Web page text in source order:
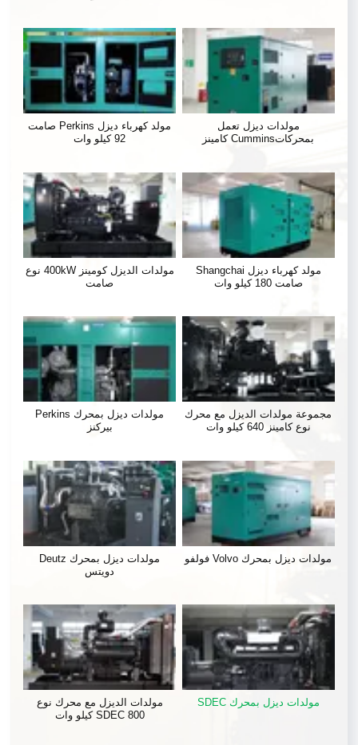
مولدات ديزل تعمل
بمحركاتCummins كامينز
مولد كهرباء ديزل Perkins صامت
92 كيلو وات
مولد كهرباء ديزل Shangchai
صامت 180 كيلو وات
مولدات الديزل كومينز 400kW نوع
صامت
مجموعة مولدات الديزل مع محرك
نوع كامينز 640 كيلو وات
مولدات ديزل بمحرك Perkins
بيركنز
مولدات ديزل بمحرك Volvo فولفو
مولدات ديزل بمحرك Deutz
دويتس
مولدات ديزل بمحرك SDEC
مولدات الديزل مع محرك نوع
SDEC 800 كيلو وات